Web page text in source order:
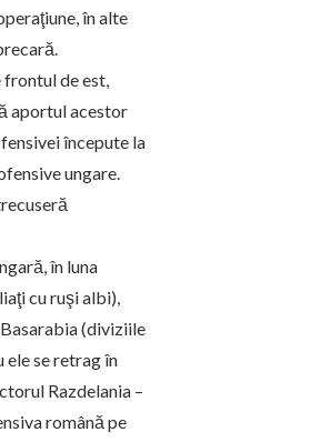
în alte
frontul de est,
aportul acestor
începute la
ungare.
în luna
cu ruşi albi),
(diviziile
ele se retrag în
Razdelania –
română pe